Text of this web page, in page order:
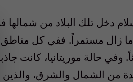
دخل تلك البلاد من شمالها
زال مستمراً. ففي كل مناطق
وفي حالة موريتانيا، كانت
من الشمال والشرق،